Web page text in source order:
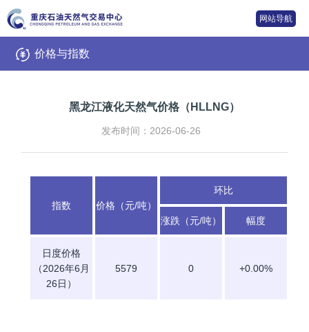
网站导航
价格与指数
黑龙江液化天然气价格（HLLNG）
发布时间：2026-06-26
指数 价格（元/吨）
环比
涨跌（元/吨） 幅度
日度价格
（2026年6月
26日）
5579 0 +0.00%